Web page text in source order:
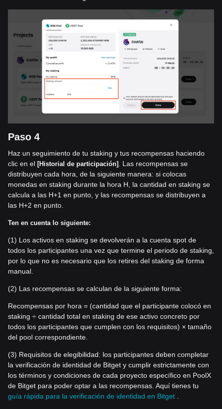
Paso 4
Haz un seguimiento de tu staking y tus recompensas haciendo
clic en el [Historial de participación]
. Las recompensas se
distribuyen cada hora, de la siguiente manera: si colocas
monedas en staking durante la hora H, la cantidad en staking se
calcula a las H+1 en punto, y las recompensas se distribuyen a
las H+2 en punto.
Ten en cuenta lo siguiente:
(1) Los activos en staking se devolverán a la cuenta spot de
todos los participantes una vez que termine el periodo de staking,
por lo que no es necesario que los retires del staking de forma
manual.
(2) Las recompensas se calculan de la siguiente forma:
Recompensas por hora = (cantidad que el participante colocó en
staking ÷ cantidad total en staking de ese activo concreto por
todos los participantes que cumplen con los requisitos) × tamaño
del pool correspondiente.
(3) Requisitos de elegibilidad: los participantes deben completar
la verificación de identidad de Bitget y cumplir estrictamente con
los términos y condiciones de cada proyecto específico en PoolX
de Bitget para poder optar a las recompensas. Aquí tienes tu
guía rápida para la verificación de identidad en Bitget